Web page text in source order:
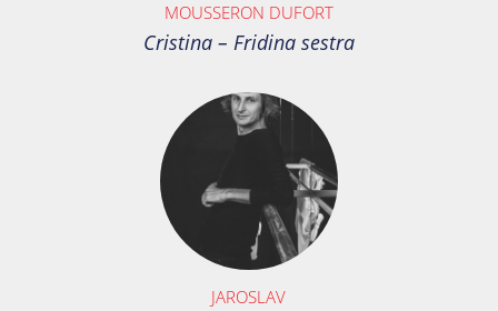
MOUSSERON DUFORT
Cristina – Fridina sestra
JAROSLAV